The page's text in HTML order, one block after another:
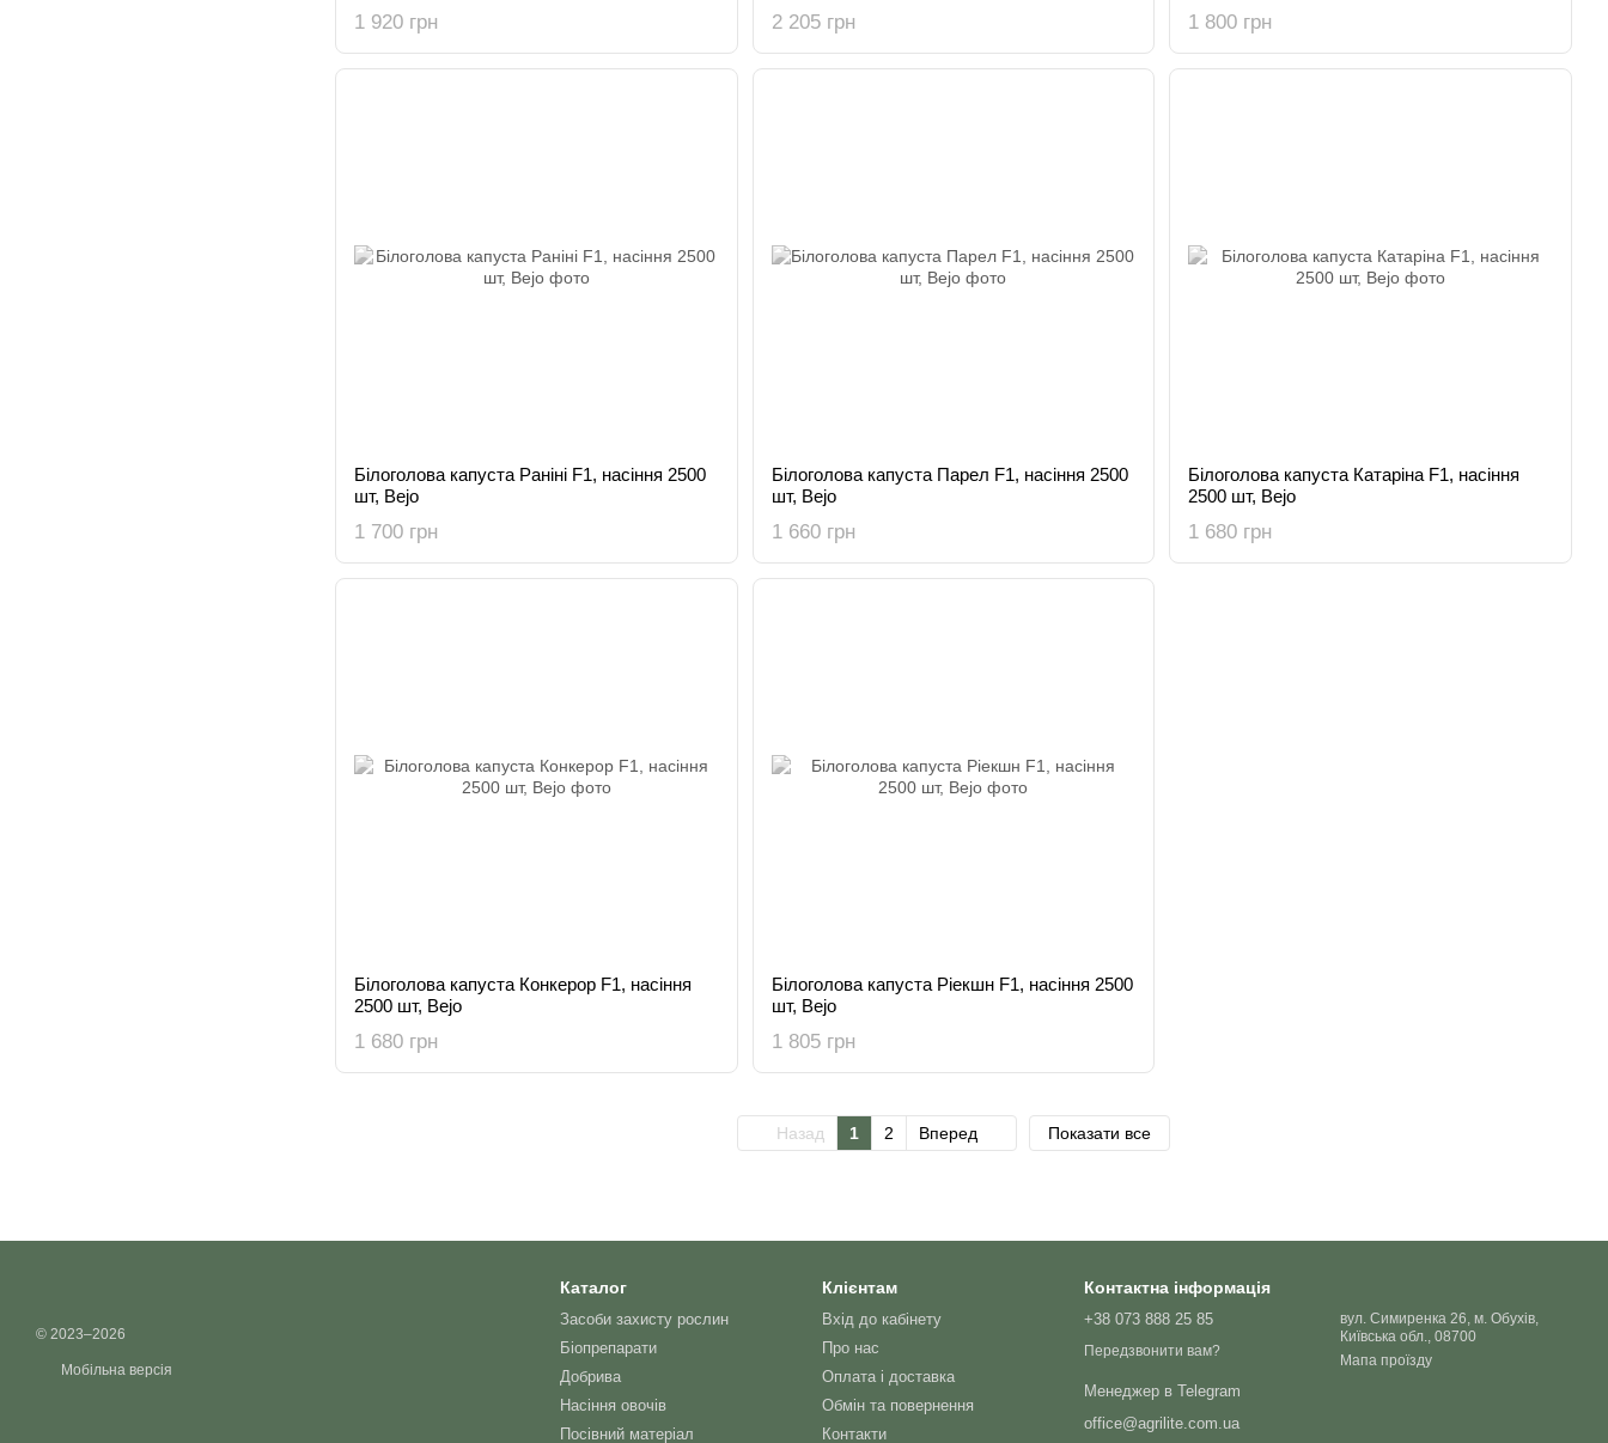
1 920 грн 2 205 грн 1 800 грн
Білоголова капуста Раніні F1, насіння 2500
шт, Bejo
1 700 грн
Білоголова капуста Парел F1, насіння 2500
шт, Bejo
1 660 грн
Білоголова капуста Катаріна F1, насіння
2500 шт, Bejo
1 680 грн
Білоголова капуста Конкерор F1, насіння
2500 шт, Bejo
1 680 грн
Білоголова капуста Ріекшн F1, насіння 2500
шт, Bejo
1 805 грн
Назад 1 2 Вперед Показати все
© 2023–2026
Мобільна версія
Каталог
Засоби захисту рослин
Біопрепарати
Добрива
Насіння овочів
Посівний матеріал
Клієнтам
Вхід до кабінету
Про нас
Оплата і доставка
Обмін та повернення
Контакти
Контактна інформація
+38 073 888 25 85
Передзвонити вам?
Менеджер в Telegram
office@agrilite.com.ua
вул. Симиренка 26, м. Обухів,
Київська обл., 08700
Мапа проїзду